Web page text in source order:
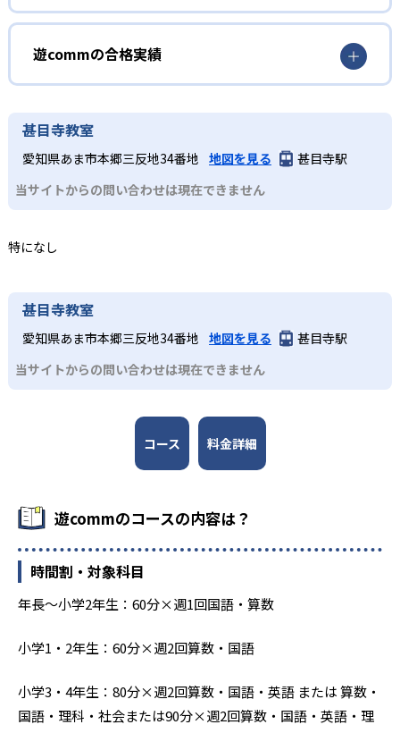
農業体験や理科実験、プログラミングなど、多彩な体験型
プログラムを通じて感受性や想像力、論理的思考を育むこ
学習習慣の基盤をつくりたい子どもに最適。学びへ取り組
む姿勢を育む指導や、読み書き・計算の基礎定着を重視
し、遊びを交えた体験学習で学ぶ楽しさを実感させる。
2
小学3～6年生
タブレット・パソコンを使ったICT授業で楽しく学びなが
ら、英語コース・プログラミング・理科実験・農業体験と
3
校の授業内容を徹底的に理解するまで学習する。保護者懇
談での進路相談までしっかりサポートする。
どんなメリットがある?
専任講師による指導で一人ひとりに合った学習方法が身に
つく。曜日・時間を選択できるため、部活や習い事と両立
しやすい。また、農業体験や実験、プログラミングなどの
体験型学習も実施している。
定員制のため、人気コースは募集締め切りが早くなること
がある。また、体験プログラムの日程は限定されており、
予約が取りにくい場合がある。
遊commの合格実績
遊commは合格実績を公式サイトで公開していない。
甚目寺教室
愛知県あま市本郷三反地34番地 地図を見る
甚目寺駅
当サイトからの問い合わせは現在できません
特になし
甚目寺教室
愛知県あま市本郷三反地34番地 地図を見る
甚目寺駅
当サイトからの問い合わせは現在できません
コース 料金詳細
遊commのコースの内容は？
時間割・対象科目
年長～小学2年生：60分×週1回国語・算数
小学1・2年生：60分×週2回算数・国語
小学3・4年生：80分×週2回算数・国語・英語 または 算数・
国語・理科・社会または90分×週2回算数・国語・英語・理